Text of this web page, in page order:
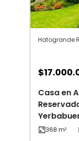
$
Casa en